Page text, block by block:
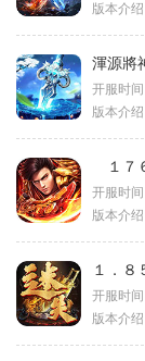
版本介绍
渾源將
开服时间
版本介绍
１７
开服时间
版本介绍
１．８
开服时间
版本介绍